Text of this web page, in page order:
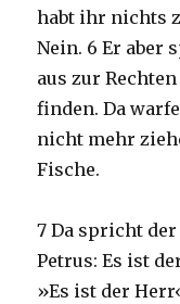
habt ihr nichts
Nein. 6 Er aber
aus zur
finden. Da
nicht mehr
Fische.
7 Da spricht der
Petrus: Es ist
»Es ist der